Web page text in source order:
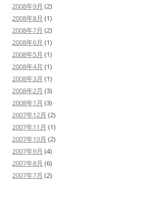
2008年9月 (2)
2008年8月 (1)
2008年7月 (2)
2008年6月 (1)
2008年5月 (1)
2008年4月 (1)
2008年3月 (1)
2008年2月 (3)
2008年1月 (3)
2007年12月 (2)
2007年11月 (1)
2007年10月 (2)
2007年9月 (4)
2007年8月 (6)
2007年7月 (2)